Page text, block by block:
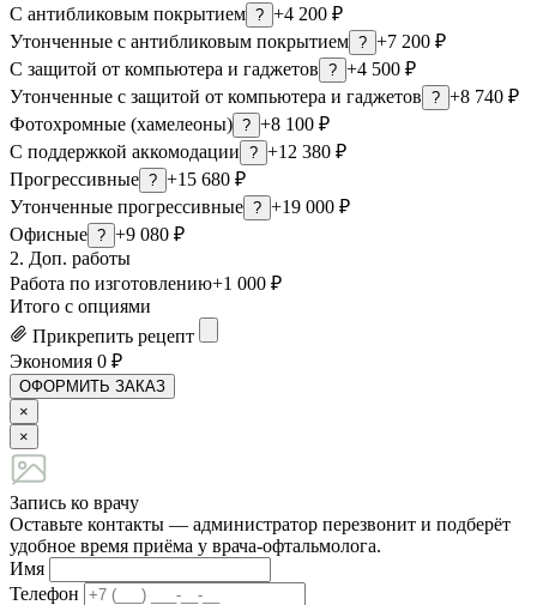
С антибликовым покрытием ? +4 200 ₽
Утонченные с антибликовым покрытием ? +7 200 ₽
С защитой от компьютера и гаджетов ? +4 500 ₽
Утонченные с защитой от компьютера и гаджетов ? +8 740 ₽
Фотохромные (хамелеоны) ? +8 100 ₽
С поддержкой аккомодации ? +12 380 ₽
Прогрессивные ? +15 680 ₽
Утонченные прогрессивные ? +19 000 ₽
Офисные ? +9 080 ₽
2. Доп. работы
Работа по изготовлению+1 000 ₽
Итого с опциями
Прикрепить рецепт
Экономия 0 ₽
ОФОРМИТЬ ЗАКАЗ
×
×
Запись ко врачу
Оставьте контакты — администратор перезвонит и подберёт
удобное время приёма у врача-офтальмолога.
Имя
Телефон